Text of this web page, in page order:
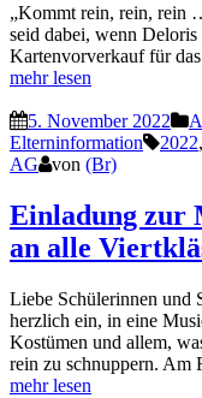
„Kommt rein, rein, rein
seid dabei, wenn
Kartenvorverkauf für
mehr lesen
5. November 2022
Elterninformation
2022,
AG
von (Br)
Einladung zur
an alle
Liebe Schülerinnen und
herzlich ein, in eine
Kostümen und allem,
rein zu schnuppern. Am
mehr lesen